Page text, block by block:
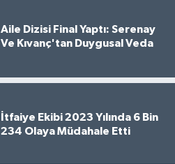
Aile Dizisi Final Yaptı: Serenay
Ve Kıvanç'tan Duygusal Veda
İtfaiye Ekibi 2023 Yılında 6 Bin
234 Olaya Müdahale Etti